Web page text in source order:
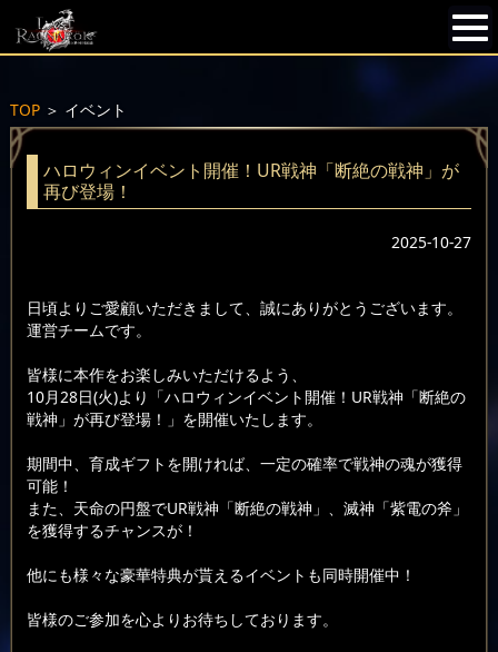
TOP＞ イベント
ハロウィンイベント開催！UR戦神「断絶の戦神」が
再び登場！
2025-10-27
日頃よりご愛顧いただきまして、誠にありがとうございます。
運営チームです。
皆様に本作をお楽しみいただけるよう、
10月28日(火)より「ハロウィンイベント開催！UR戦神「断絶の
戦神」が再び登場！」を開催いたします。
期間中、育成ギフトを開ければ、一定の確率で戦神の魂が獲得
可能！
また、天命の円盤でUR戦神「断絶の戦神」、滅神「紫電の斧」
を獲得するチャンスが！
他にも様々な豪華特典が貰えるイベントも同時開催中！
皆様のご参加を心よりお待ちしております。